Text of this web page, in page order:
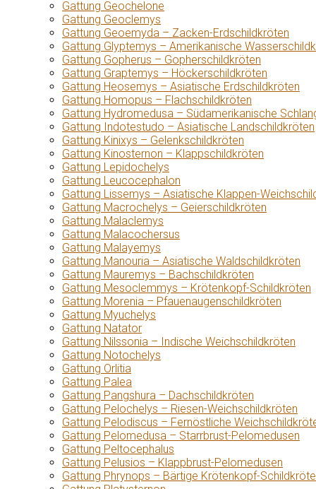
Gattung Geochelone
Gattung Geoclemys
Gattung Geoemyda – Zacken-Erdschildkröten
Gattung Glyptemys – Amerikanische
Gattung Gopherus – Gopherschildkröten
Gattung Graptemys – Höckerschildkröten
Gattung Heosemys – Asiatische Erdschildkröten
Gattung Homopus – Flachschildkröten
Gattung Hydromedusa – Südamerikanische
Gattung Indotestudo – Asiatische Landschildkröten
Gattung Kinixys – Gelenkschildkröten
Gattung Kinosternon – Klappschildkröten
Gattung Lepidochelys
Gattung Leucocephalon
Gattung Lissemys – Asiatische Klappen-
Gattung Macrochelys – Geierschildkröten
Gattung Malaclemys
Gattung Malacochersus
Gattung Malayemys
Gattung Manouria – Asiatische Waldschildkröten
Gattung Mauremys – Bachschildkröten
Gattung Mesoclemmys – Krötenkopf-Schildkröten
Gattung Morenia – Pfauenaugenschildkröten
Gattung Myuchelys
Gattung Natator
Gattung Nilssonia – Indische Weichschildkröten
Gattung Notochelys
Gattung Orlitia
Gattung Palea
Gattung Pangshura – Dachschildkröten
Gattung Pelochelys – Riesen-Weichschildkröten
Gattung Pelodiscus – Fernöstliche
Gattung Pelomedusa – Starrbrust-Pelomedusen
Gattung Peltocephalus
Gattung Pelusios – Klappbrust-Pelomedusen
Gattung Phrynops – Bärtige Krötenkopf-